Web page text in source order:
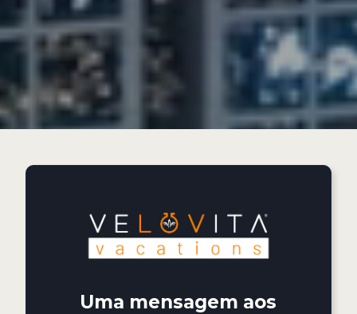
Uma mensagem aos